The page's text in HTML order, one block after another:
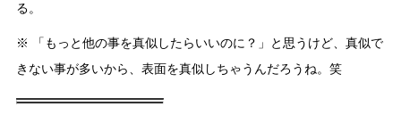
る。
※ 「もっと他の事を真似したらいいのに？」と思うけど、真似で
きない事が多いから、表面を真似しちゃうんだろうね。笑